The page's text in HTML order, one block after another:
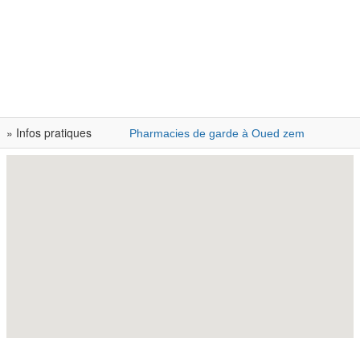
» Infos pratiques Pharmacies de garde à Oued zem